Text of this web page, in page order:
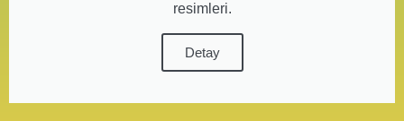
resimleri.
Detay